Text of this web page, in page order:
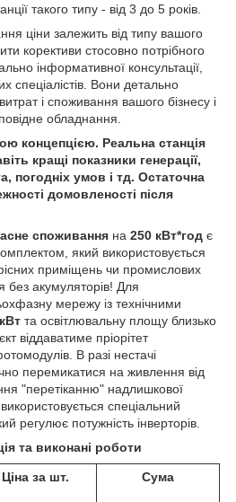
такого типу - від 3 до 5 років.
ціни залежить від типу вашого
корективи стосовно потрібного
інформативної консультації,
спеціалістів. Вони детально
і споживання вашого бізнесу і
обладнання.
концепцією. Реальна станція
кращі показники генерації,
погодніх умов і тд. Остаточна
домовленості після
споживання на 250 кВт*год є
який використовується
приміщень чи промислових
без акумуляторів! Для
мережу із технічними
та освітлювальну площу близько
віддаватиме пріорітет
В разі нестачі
перемикатися на живлення від
"перетіканню" надлишкової
спеціальний
регулює потужність інверторів.
та виконані роботи
Ціна за шт. Сума